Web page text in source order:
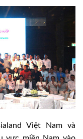
Việt Nam và